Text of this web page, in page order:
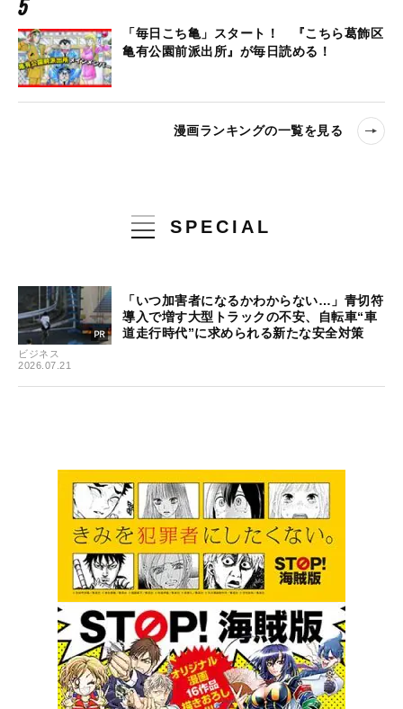
「毎日こち亀」スタート！ 『こちら葛飾区
亀有公園前派出所』が毎日読める！
漫画ランキングの一覧を見る
SPECIAL
ビジネス
2026.07.21
「いつ加害者になるかわからない…」青切符
導入で増す大型トラックの不安、自転車“車
道走行時代”に求められる新たな安全対策